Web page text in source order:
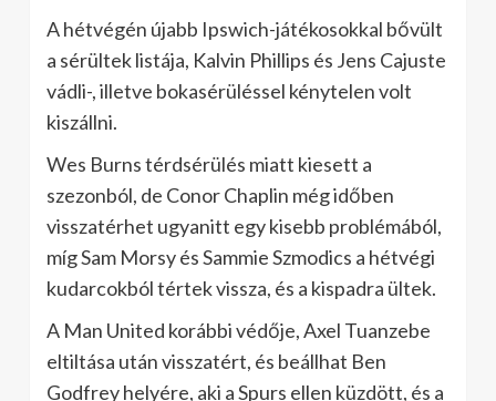
A hétvégén újabb Ipswich-játékosokkal bővült
a sérültek listája, Kalvin Phillips és Jens Cajuste
vádli-, illetve bokasérüléssel kénytelen volt
kiszállni.
Wes Burns térdsérülés miatt kiesett a
szezonból, de Conor Chaplin még időben
visszatérhet ugyanitt egy kisebb problémából,
míg Sam Morsy és Sammie Szmodics a hétvégi
kudarcokból tértek vissza, és a kispadra ültek.
A Man United korábbi védője, Axel Tuanzebe
eltiltása után visszatért, és beállhat Ben
Godfrey helyére, aki a Spurs ellen küzdött, és a